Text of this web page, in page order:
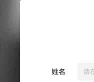
姓名